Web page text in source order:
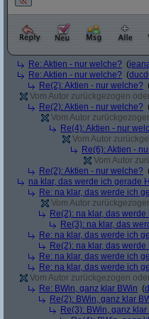
Re: Aktien - nur welche? (
Re: Aktien - nur welche? (
Re(2): Aktien - nur welche?
Vom Autor zurückgezogen
Re(2): Aktien - nur welche?
Vom Autor
Re(4): Aktien - nur
Vom Autor
Re(6): Aktien -
Vom Autor
Re(2): Aktien - nur welche?
na klar, das werde ich gerade
Re: na klar, das werde ich
Vom Autor
Re(2): na klar, das
Re(3): na klar, das
Re: na klar, das werde ich
Re(2): na klar, das
Re: na klar, das werde ich
Re: na klar, das werde ich
Vom Autor zurückgezogen
Re: BWin, ganz klar BWin (
Re(2): BWin, ganz klar
Re(3): BWin, ganz klar